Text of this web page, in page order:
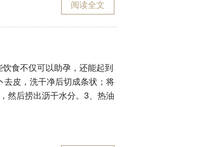
阅读全文
食不仅可以助孕，还能起到
皮，洗干净后切成条状；将
然后捞出沥干水分。3、热油